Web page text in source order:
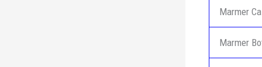
Marmer
Marmer